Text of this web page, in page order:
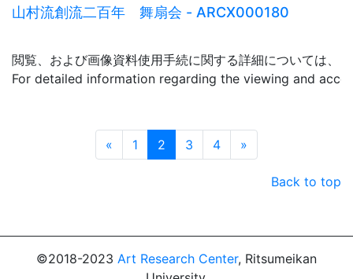
山村流創流二百年 舞扇会 - ARCX000180
閲覧、および画像資料使用手続に関する詳細については、「
For detailed information regarding the viewing and
« Prev
1 2 3 4 Next
»
Back to top
©2018-2023 Art Research Center, Ritsumeikan